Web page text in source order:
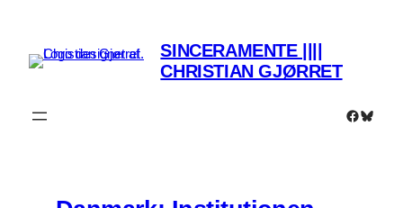
indhold
SINCERAMENTE ||||
CHRISTIAN GJØRRET